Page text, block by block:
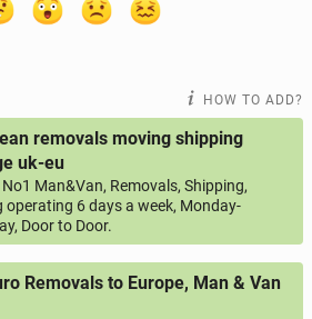
HOW TO ADD?
removals moving shipping
uk-eu
No1 Man&Van, Removals, Shipping,
operating 6 days a week, Monday-
Door to Door.
Removals to Europe, Man & Van